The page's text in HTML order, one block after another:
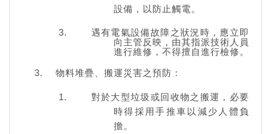
設備，以防止觸電。
遇有電氣設備故障之狀況時，應立即
向主管反映，由其指派技術人員
進行維修，不得擅自進行檢修。
物料堆疊、搬運災害之預防：
對於大型垃圾或回收物之搬運，必要
時得採用手推車以減少人體負
擔。